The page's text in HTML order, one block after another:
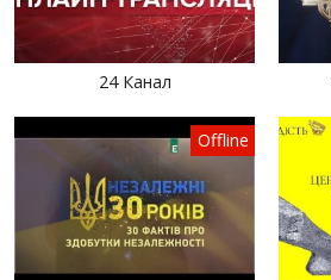
24 Канал
Offline